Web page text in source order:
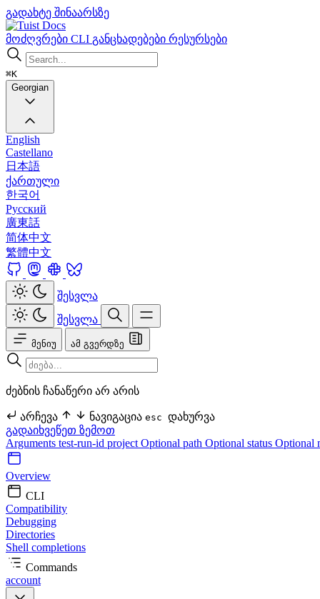
გადახტე შინაარსზე
Docs
მოძღვრები CLI განცხადებები რესურსები
⌘K
Georgian
English
Castellano
日本語
ქართული
한국어
Русский
廣東話
简体中文
繁體中文
შესვლა
შესვლა
მენიუ ამ გვერდზე
ძებნის ჩანაწერი არ არის
არჩევა ნავიგაცია esc დახურვა
გადაიხვეწეთ ზემოთ
Arguments test-run-id project Optional path Optional status Optional
Overview
CLI
Compatibility
Debugging
Directories
Shell completions
Commands
account